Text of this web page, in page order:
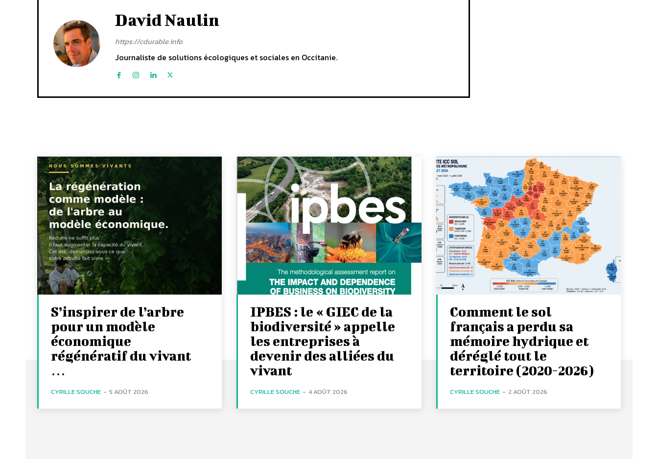
David Naulin
https://cdurable.info
Journaliste de solutions écologiques et sociales en Occitanie.
S’inspirer de l’arbre
pour un modèle
économique
régénératif du vivant
…
CYRILLE SOUCHE - 5 AOÛT 2026
IPBES : le « GIEC de la
biodiversité » appelle
les entreprises à
devenir des alliées du
vivant
CYRILLE SOUCHE - 4 AOÛT 2026
Comment le sol
français a perdu sa
mémoire hydrique et
déréglé tout le
territoire (2020-2026)
CYRILLE SOUCHE - 2 AOÛT 2026